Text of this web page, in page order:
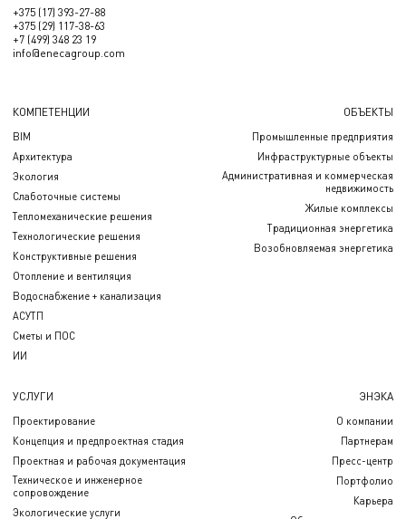
+375 (17) 393-27-88
+375 (29) 117-38-63
+7 (499) 348 23 19
info@enecagroup.com
КОМПЕТЕНЦИИ
BIM
Архитектура
Экология
Слаботочные системы
Тепломеханические решения
Технологические решения
Конструктивные решения
Отопление и вентиляция
Водоснабжение + канализация
АСУТП
Сметы и ПОС
ИИ
ОБЪЕКТЫ
Промышленные предприятия
Инфраструктурные объекты
Административная и коммерческая
недвижимость
Жилые комплексы
Традиционная энергетика
Возобновляемая энергетика
УСЛУГИ
Проектирование
Концепция и предпроектная стадия
Проектная и рабочая документация
Техническое и инженерное
сопровождение
Экологические услуги
ЭНЭКА
О компании
Партнерам
Пресс-центр
Портфолио
Карьера